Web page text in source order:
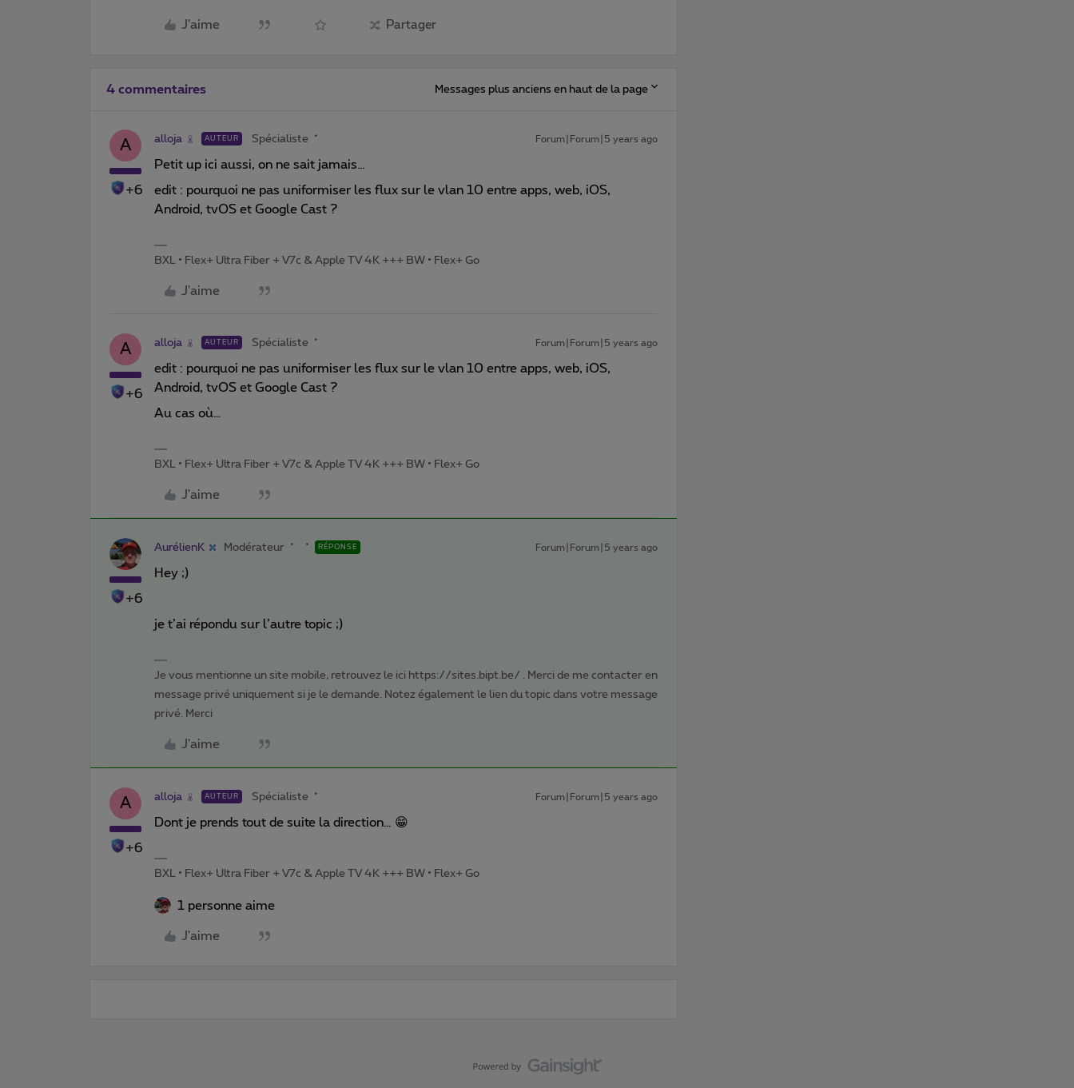
J'aime Partager
4 commentaires Messages plus anciens en haut de la page
A
+6
alloja AUTEUR Spécialiste Forum|Forum|5 years ago
Petit up ici aussi, on ne sait jamais…
edit : pourquoi ne pas uniformiser les flux sur le vlan 10 entre apps, web, iOS,
Android, tvOS et Google Cast ?
BXL • Flex+ Ultra Fiber + V7c & Apple TV 4K +++ BW • Flex+ Go
J'aime
A
+6
alloja AUTEUR Spécialiste Forum|Forum|5 years ago
edit : pourquoi ne pas uniformiser les flux sur le vlan 10 entre apps, web, iOS,
Android, tvOS et Google Cast ?
Au cas où…
BXL • Flex+ Ultra Fiber + V7c & Apple TV 4K +++ BW • Flex+ Go
J'aime
+6
AurélienK Modérateur RÉPONSE Forum|Forum|5 years ago
Hey ;)
je t’ai répondu sur l’autre topic ;)
Je vous mentionne un site mobile, retrouvez le ici https://sites.bipt.be/ . Merci de me contacter en
message privé uniquement si je le demande. Notez également le lien du topic dans votre message
privé. Merci
J'aime
A
+6
alloja AUTEUR Spécialiste Forum|Forum|5 years ago
Dont je prends tout de suite la direction… 😁
BXL • Flex+ Ultra Fiber + V7c & Apple TV 4K +++ BW • Flex+ Go
1 personne aime
J'aime